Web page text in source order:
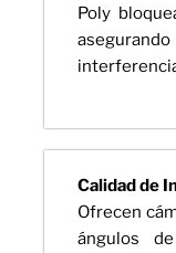
Poly
Calidad de
Ofrecen
ángulos